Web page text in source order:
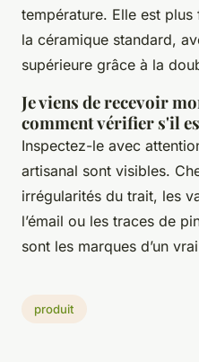
température. Elle est
la céramique standard,
supérieure grâce à la
Je viens de recevoir
comment vérifier s'il
Inspectez-le avec
artisanal sont visibles.
irrégularités du trait, les
l’émail ou les traces de
sont les marques d’un vrai
produit